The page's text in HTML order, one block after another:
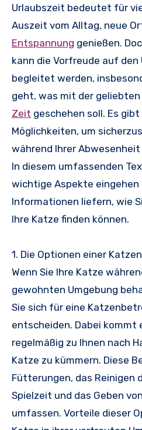
Urlaubszeit bedeutet für
Auszeit vom Alltag, neue
Entspannung genießen.
kann die Vorfreude auf den
begleitet werden,
geht, was mit der
Zeit geschehen soll. Es
Möglichkeiten, um
während Ihrer
In diesem umfassenden
wichtige Aspekte eingehen
Informationen liefern, wie
Ihre Katze finden können.
1. Die Optionen einer
Wenn Sie Ihre Katze
gewohnten Umgebung
Sie sich für eine
entscheiden. Dabei kommt
regelmäßig zu Ihnen nach
Katze zu kümmern. Diese
Fütterungen, das Reinigen
Spielzeit und das Geben
umfassen. Vorteile dieser